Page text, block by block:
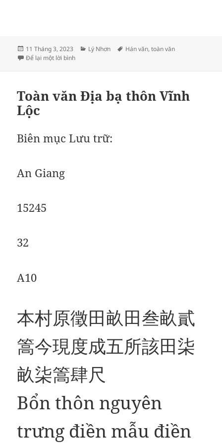
Đăng
vào
11 Tháng 3, 2023
Danh
Lý Nhơn Thẻ
Hán văn,toàn văn
Để lại một lời bìnhở Toàn văn địa bạ thôn Lý Nhơn
Toàn văn Địa bạ thôn Vĩnh
Lộc
Biên mục Lưu trữ:
An Giang
15245
32
A10
本村原徵田畝田叁畝貳
篙今現度成五所該田柒
畝柒篙肆尺
Bổn thôn nguyên
trưng điền mẫu điền